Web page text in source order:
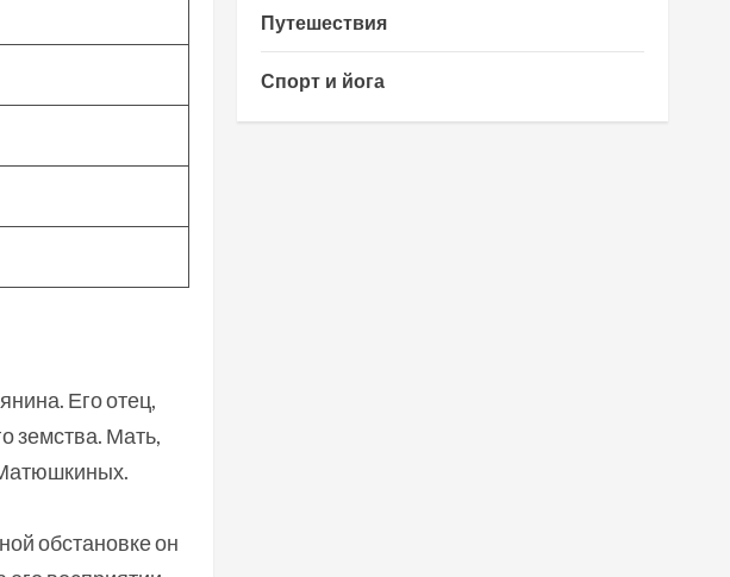
Его отец,
земства. Мать,
обстановке он
Путешествия
Спорт и йога